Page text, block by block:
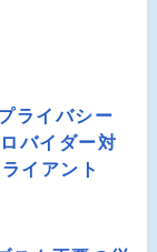
ライバシー
バイダー対
イアント